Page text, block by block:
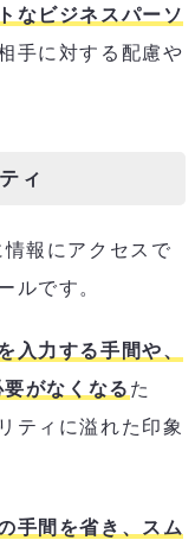
なビジネスパーソ
手に対する配慮や
ィ
報にアクセスで
ルです。
入力する手間や、
がなくなる た
ティに溢れた印象
手間を省き、スム